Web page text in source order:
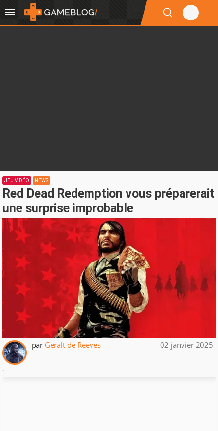
JEU VIDÉO NEWS
Red Dead Redemption vous préparerait
une surprise improbable
par Geralt de Reeves 02 janvier 2025
.